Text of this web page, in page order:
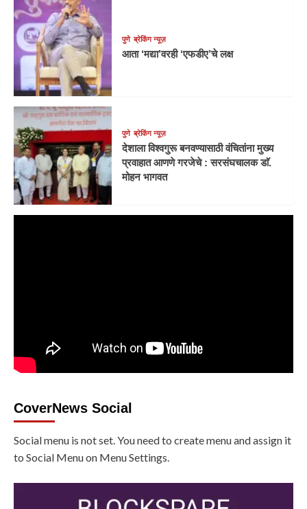
पुणे ब्रेकिंग न्यूज़
आता ‘मद्या’वरही ‘एफडीए’चे लक्ष
पुणे ब्रेकिंग न्यूज़
देशाला विश्वगुरू बनवण्यासाठी वंचितांना मुख्य
प्रवाहात आणणे गरजेचे : सरसंघचालक डाॅ.
मोहन भागवत
CoverNews Social
Social menu is not set. You need to create menu and assign it
to Social Menu on Menu Settings.